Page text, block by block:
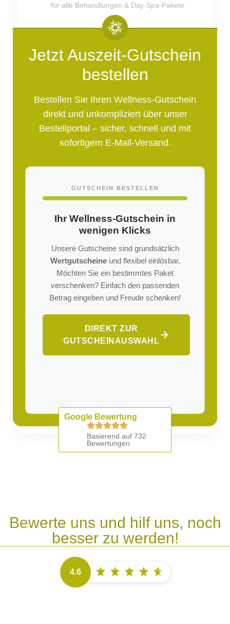
für alle Behandlungen & Day-Spa-Pakete.
Jetzt Auszeit-Gutschein
bestellen
Bestellen Sie Ihren Wellness-Gutschein
direkt und unkompliziert über unser
Bestellportal – sicher, schnell und mit
sofortigem E-Mail-Versand.
GUTSCHEIN BESTELLEN
Ihr Wellness-Gutschein in
wenigen Klicks
Unsere Gutscheine sind grundsätzlich
Wertgutscheineund flexibel einlösbar.
Möchten Sie ein bestimmtes Paket
verschenken? Einfach den passenden
Betrag eingeben und Freude schenken!
DIREKT ZUR
GUTSCHEINAUSWAHL
Google Bewertung
Basierend auf 732
Bewertungen
Bewerte uns und hilf uns, noch
besser zu werden!
4.6